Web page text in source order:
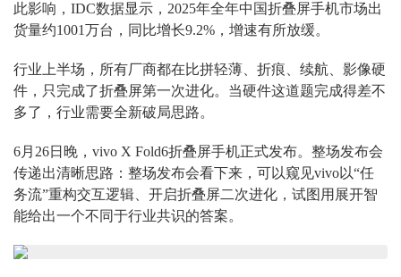
此影响，IDC数据显示，2025年全年中国折叠屏手机市场出
货量约1001万台，同比增长9.2%，增速有所放缓。
行业上半场，所有厂商都在比拼轻薄、折痕、续航、影像硬
件，只完成了折叠屏第一次进化。当硬件这道题完成得差不
多了，行业需要全新破局思路。
6月26日晚，vivo X Fold6折叠屏手机正式发布。整场发布会
传递出清晰思路：整场发布会看下来，可以窥见vivo以“任
务流”重构交互逻辑、开启折叠屏二次进化，试图用展开智
能给出一个不同于行业共识的答案。